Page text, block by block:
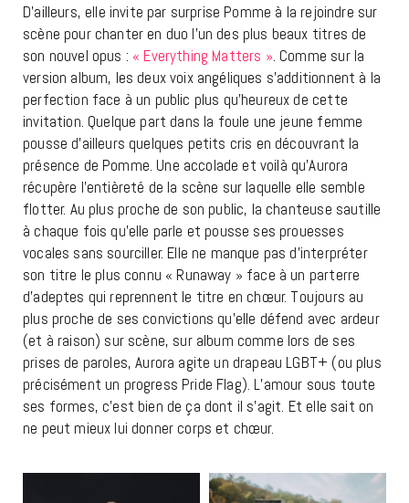
D’ailleurs, elle invite par surprise Pomme à la rejoindre sur
scène pour chanter en duo l’un des plus beaux titres de
son nouvel opus : « Everything Matters ». Comme sur la
version album, les deux voix angéliques s’additionnent à la
perfection face à un public plus qu’heureux de cette
invitation. Quelque part dans la foule une jeune femme
pousse d’ailleurs quelques petits cris en découvrant la
présence de Pomme. Une accolade et voilà qu’Aurora
récupère l’entièreté de la scène sur laquelle elle semble
flotter. Au plus proche de son public, la chanteuse sautille
à chaque fois qu’elle parle et pousse ses prouesses
vocales sans sourciller. Elle ne manque pas d’interpréter
son titre le plus connu « Runaway » face à un parterre
d’adeptes qui reprennent le titre en chœur. Toujours au
plus proche de ses convictions qu’elle défend avec ardeur
(et à raison) sur scène, sur album comme lors de ses
prises de paroles, Aurora agite un drapeau LGBT+ (ou plus
précisément un progress Pride Flag). L’amour sous toute
ses formes, c’est bien de ça dont il s’agit. Et elle sait on
ne peut mieux lui donner corps et chœur.